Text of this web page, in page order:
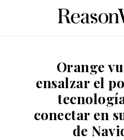
Orange
ensalzar el
conectar en
de